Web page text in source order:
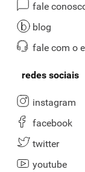
fale
blog
fale com o
redes sociais
instagram
facebook
twitter
youtube